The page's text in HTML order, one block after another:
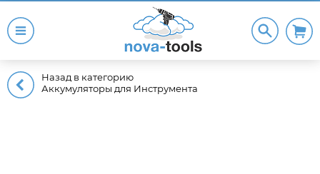
Назад в категорию
Аккумуляторы для Инструмента